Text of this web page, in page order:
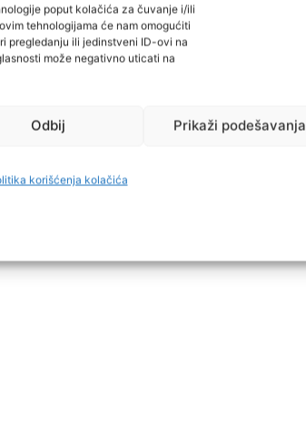
poput kolačića za čuvanje i/ili
tehnologijama će nam omogućiti
pregledanju ili jedinstveni ID-ovi na
može negativno uticati na
Odbij Prikaži podešavanja
korišćenja kolačića
stanici i demolirao ga.
a alkotest je potvrdio da
imovini i vožnje u pijanom